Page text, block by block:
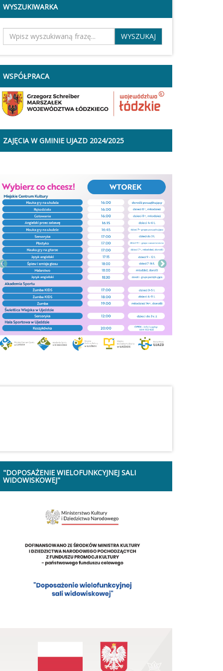
społeczności.Dzięki ich
rozwijają i są miejscem
przyjaznym dla mieszkańców. W
Marszałek Województwa
Łódzkiego – Pani Joanna
Województwa Łódzkiego – Pani
Małgorzata Grabarczyk, które
złożyły Sołtysom życzenia i
wręczyły okolicznościowe
za Waszą pracę i zaangażowanie
na rzecz mieszkańców. Życzymy
wielu sukcesów oraz satysfakcji z
pełnionej funkcji!
WYSZUKIWARKA
WSPÓŁPRACA
ZAJĘCIA W GMINIE UJAZD 2024/2025
"DOPOSAŻENIE WIELOFUNKCYJNEJ SALI
WIDOWISKOWEJ"